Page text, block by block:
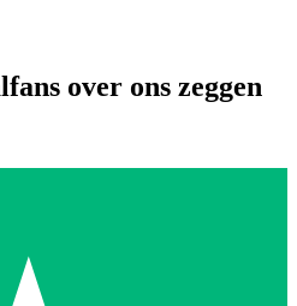
over ons zeggen